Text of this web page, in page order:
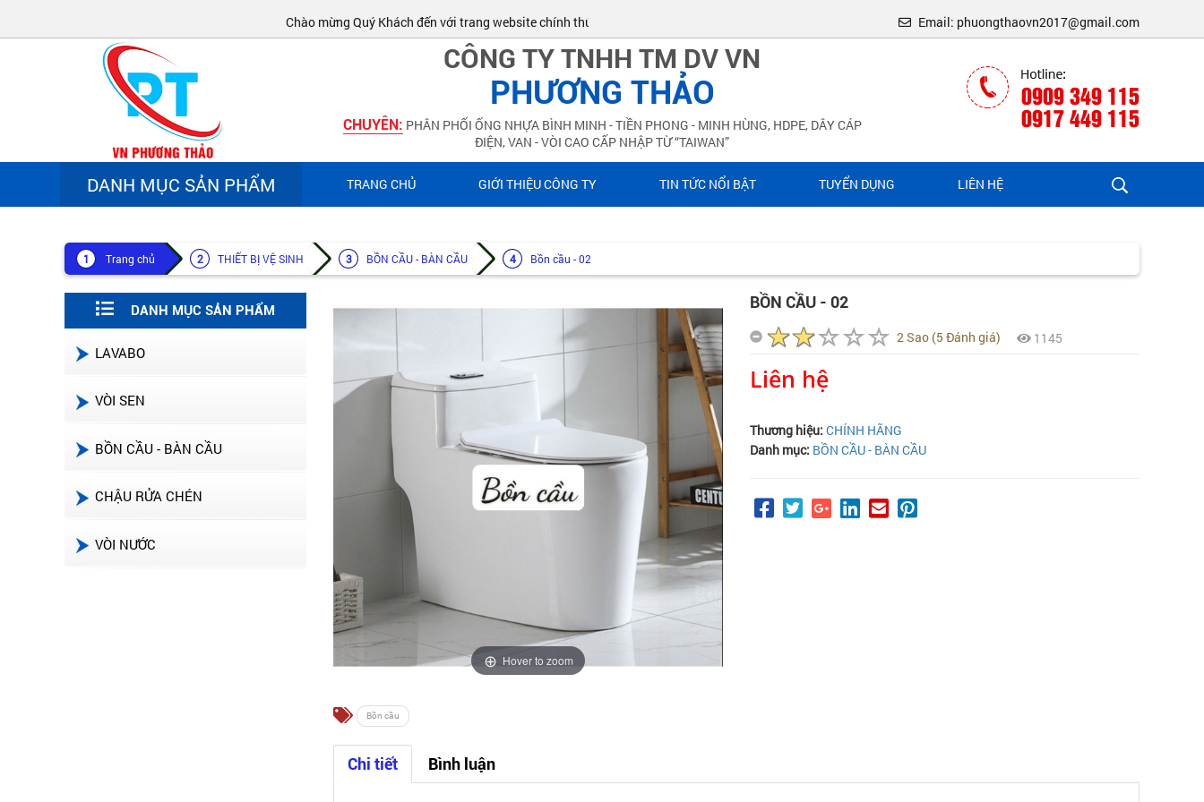
Chào mừng Quý Khách đến với trang website chính thức của ĐIỆN NƯỚC PHƯƠNG THẢO! Email: phuongthaovn2017@gmail.com
CÔNG TY TNHH TM DV VN
PHƯƠNG THẢO
CHUYÊN: PHÂN PHỐI ỐNG NHỰA BÌNH MINH - TIỀN PHONG - MINH HÙNG, HDPE, DÂY CÁP
ĐIỆN, VAN - VÒI CAO CẤP NHẬP TỪ “TAIWAN”
0909 349 115
0917 449 115
DANH MỤC SẢN PHẨM TRANG CHỦ GIỚI THIỆU CÔNG TY TIN TỨC NỔI BẬT TUYỂN DỤNG LIÊN HỆ
Trang chủ THIẾT BỊ VỆ SINH BỒN CẦU - BÀN CẦU Bồn cầu - 02
DANH MỤC SẢN PHẨM
LAVABO
VÒI SEN
BỒN CẦU - BÀN CẦU
CHẬU RỬA CHÉN
VÒI NƯỚC
Hover to zoom
BỒN CẦU - 02
2 Sao (5 Đánh giá) 1145
Liên hệ
Thương hiệu: CHÍNH HÃNG
Danh mục: BỒN CẦU - BÀN CẦU
Bồn cầu
Chi tiết Bình luận